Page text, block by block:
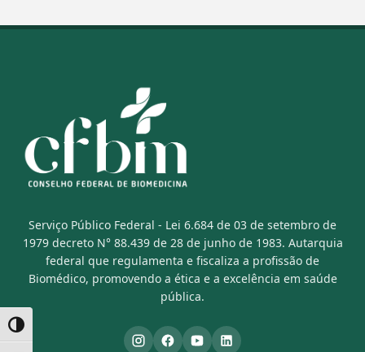
Alternar alto contraste
Serviço Público Federal - Lei 6.684 de 03 de setembro de
1979 decreto N° 88.439 de 28 de junho de 1983. Autarquia
federal que regulamenta e fiscaliza a profissão de
Biomédico, promovendo a ética e a excelência em saúde
pública.